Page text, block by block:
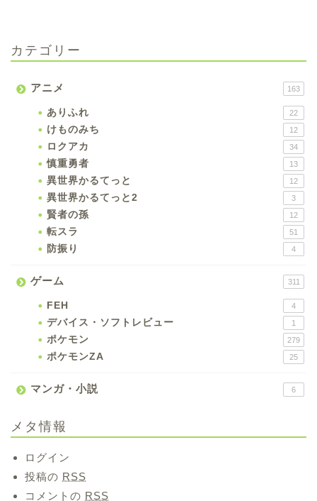
カテゴリー
アニメ 163
ありふれ 22
けものみち 12
ロクアカ 34
慎重勇者 13
異世界かるてっと 12
異世界かるてっと2 3
賢者の孫 12
転スラ 51
防振り 4
ゲーム 311
FEH 4
デバイス・ソフトレビュー 1
ポケモン 279
ポケモンZA 25
マンガ・小説 6
メタ情報
ログイン
投稿の RSS
コメントの RSS